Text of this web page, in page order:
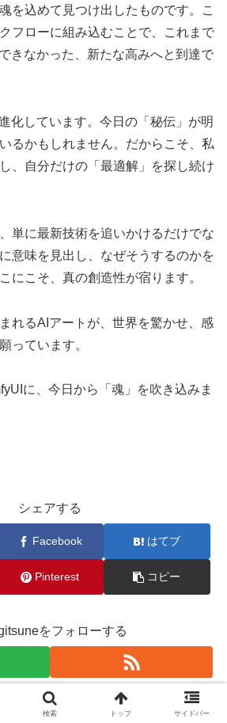
を込めて見つけ出したものです。こ
フローに組み込むことで、これまで
きなかった、新たな高みへと到達で
化しています。今日の「秘伝」が明
るかもしれません。だからこそ、私
、自分だけの「最適解」を探し続け
単に最新技術を追いかけるだけでな
意味を見出し、なぜそうするのかを
にこそ、真の創造性が宿ります。
れるAIアートが、世界を驚かせ、感
っています。
に、今日から「魂」を吹き込みま
シェアする
Facebook はてブ
Pinterest コピー
をフォローする
noragitsune
検索 トップ サイドバー